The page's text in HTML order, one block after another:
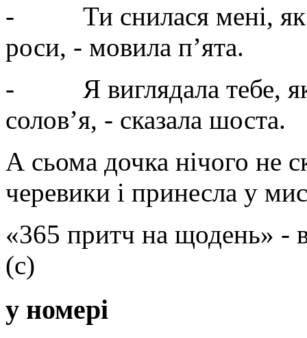
- Ти снилася мені, як
роси, - мовила п’ята.
- Я виглядала тебе, як
солов’я, - сказала шоста.
А сьома дочка нічого не
черевики і принесла у
«365 притч на щодень» -
(с)
у номері